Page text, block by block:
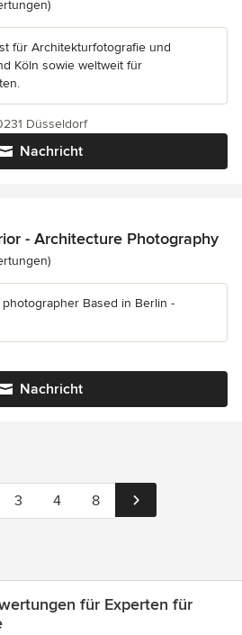
für Architekturfotografie und
Köln sowie weltweit für
Nachricht
Düsseldorf
- Architecture Photography
5 von 5 Sternen
Based in Berlin -
Nachricht
3 4 8
für Experten für